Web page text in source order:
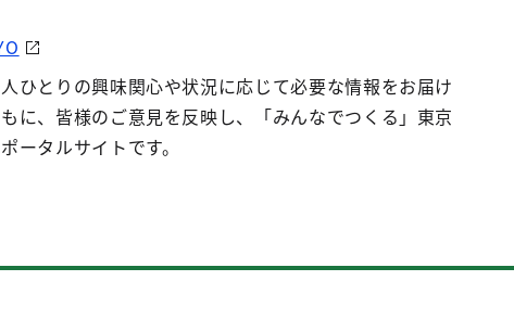
ひとりの興味関心や状況に応じて必要な情報をお届け
に、皆様のご意見を反映し、「みんなでつくる」東京
ータルサイトです。